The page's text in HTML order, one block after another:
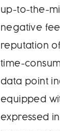
up-to-the-
negative
reputation
time-
data point
equipped
expressed